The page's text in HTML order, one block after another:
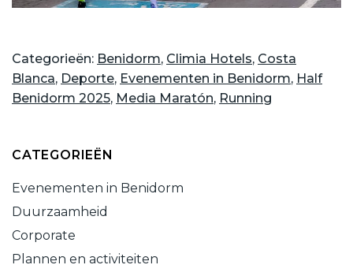
Categorieën: Benidorm, Climia Hotels, Costa
Blanca, Deporte, Evenementen in Benidorm, Half
Benidorm 2025, Media Maratón, Running
CATEGORIEËN
Evenementen in Benidorm
Duurzaamheid
Corporate
Plannen en activiteiten